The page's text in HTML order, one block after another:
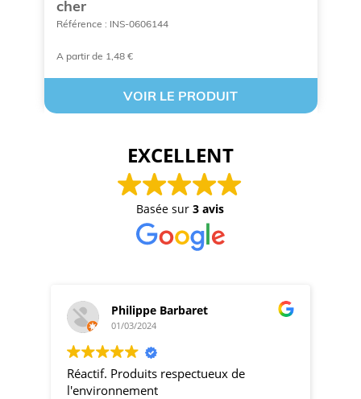
cher
Référence : INS-0606144
A partir de 1,48 €
VOIR LE PRODUIT
EXCELLENT
Basée sur3 avis
Philippe Barbaret
01/03/2024
Réactif. Produits respectueux de
l'environnement